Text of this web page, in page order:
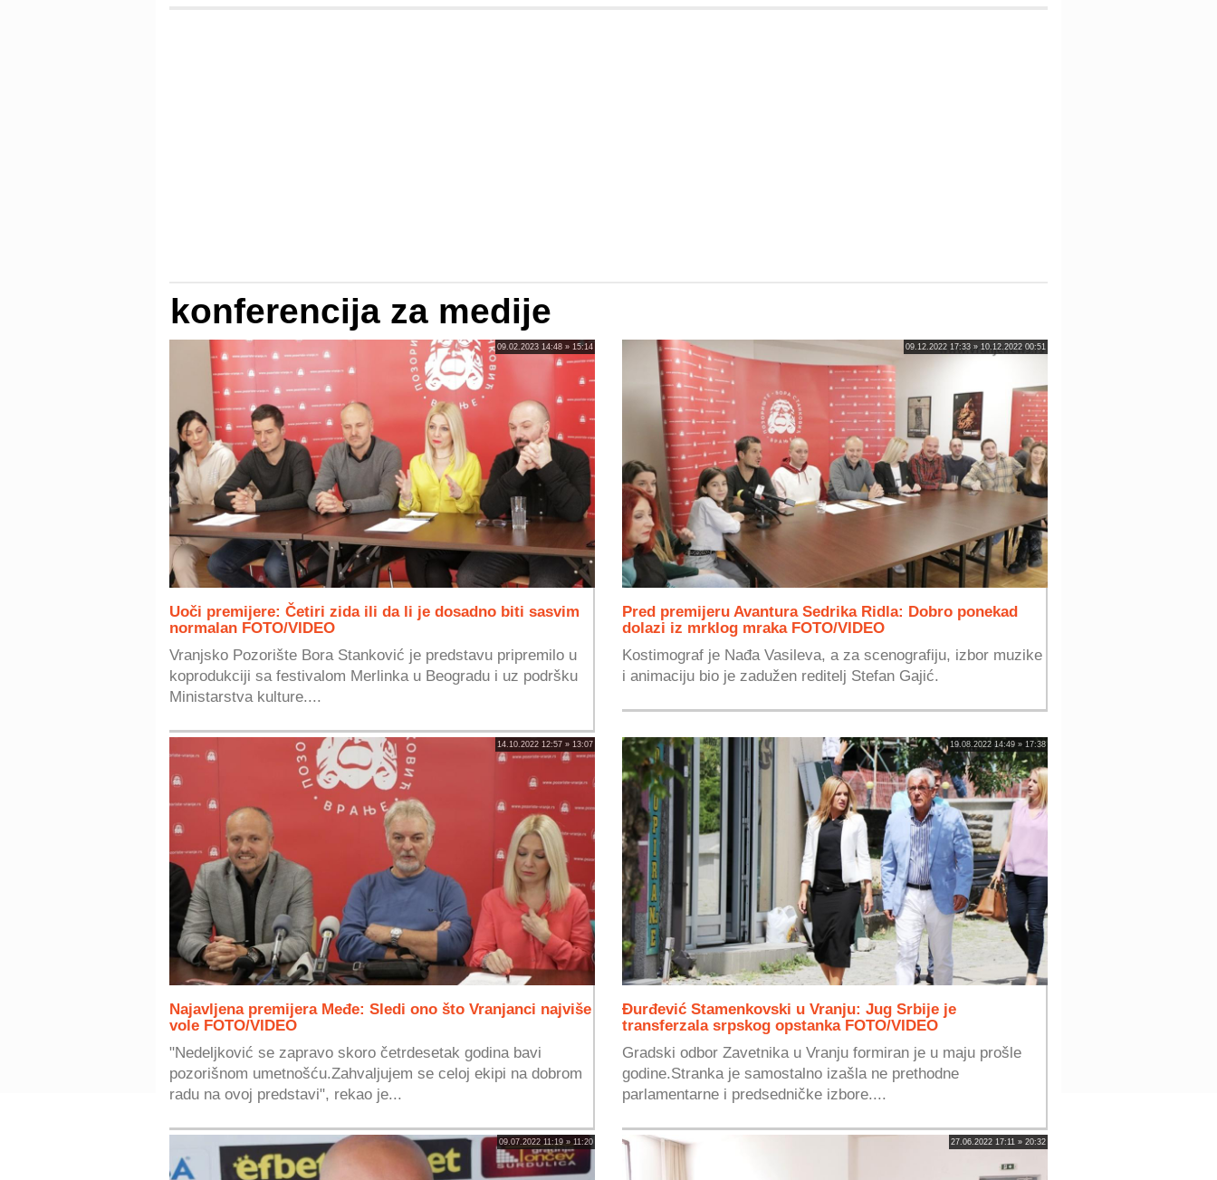
konferencija za medije
09.02.2023 14:48 » 15:14
Uoči premijere: Četiri zida ili da li je dosadno biti sasvim
normalan FOTO/VIDEO
Vranjsko Pozorište Bora Stanković je predstavu pripremilo u
koprodukciji sa festivalom Merlinka u Beogradu i uz podršku
Ministarstva kulture....
09.12.2022 17:33 » 10.12.2022 00:51
Pred premijeru Avantura Sedrika Ridla: Dobro ponekad
dolazi iz mrklog mraka FOTO/VIDEO
Kostimograf je Nađa Vasileva, a za scenografiju, izbor muzike
i animaciju bio je zadužen reditelj Stefan Gajić.
14.10.2022 12:57 » 13:07
Najavljena premijera Međe: Sledi ono što Vranjanci najviše
vole FOTO/VIDEO
"Nedeljković se zapravo skoro četrdesetak godina bavi
pozorišnom umetnošću.Zahvaljujem se celoj ekipi na dobrom
radu na ovoj predstavi", rekao je...
19.08.2022 14:49 » 17:38
Đurđević Stamenkovski u Vranju: Jug Srbije je
transferzala srpskog opstanka FOTO/VIDEO
Gradski odbor Zavetnika u Vranju formiran je u maju prošle
godine.Stranka je samostalno izašla ne prethodne
parlamentarne i predsedničke izbore....
09.07.2022 11:19 » 11:20 27.06.2022 17:11 » 20:32